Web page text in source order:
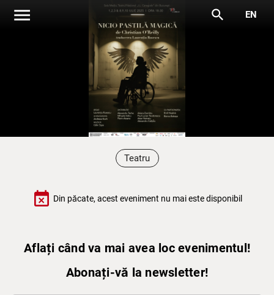
menu search EN
Teatru
event_busy Din păcate, acest eveniment nu mai este disponibil
Aflați când va mai avea loc evenimentul!
Abonați-vă la newsletter!